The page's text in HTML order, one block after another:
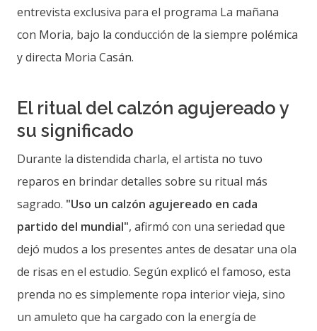
entrevista exclusiva para el programa La mañana
con Moria, bajo la conducción de la siempre polémica
y directa Moria Casán.
El ritual del calzón agujereado y
su significado
Durante la distendida charla, el artista no tuvo
reparos en brindar detalles sobre su ritual más
sagrado. "Uso un calzón agujereado en cada
partido del mundial", afirmó con una seriedad que
dejó mudos a los presentes antes de desatar una ola
de risas en el estudio. Según explicó el famoso, esta
prenda no es simplemente ropa interior vieja, sino
un amuleto que ha cargado con la energía de